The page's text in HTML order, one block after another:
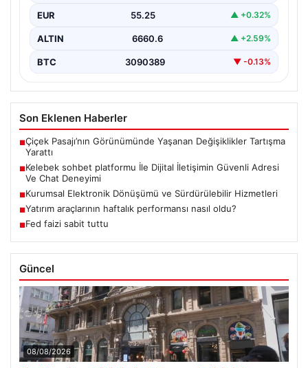
birçok…
EUR 55.25 ▲ +0.32%
ALTIN 6660.6 ▲ +2.59%
BTC 3090389 ▼ -0.13%
Son Eklenen Haberler
■Çiçek Pasajı’nın Görünümünde Yaşanan Değişiklikler Tartışma
Yarattı
■Kelebek sohbet platformu İle Dijital İletişimin Güvenli Adresi
Ve Chat Deneyimi
■Kurumsal Elektronik Dönüşümü ve Sürdürülebilir Hizmetleri
■Yatırım araçlarının haftalık performansı nasıl oldu?
■Fed faizi sabit tuttu
Güncel
08/08/2026